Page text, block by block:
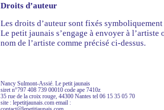
Droits d’auteur
Les droits d’auteur sont fixés
Le petit jaunais s’engage à envoyer à l’artiste
nom de l’artiste comme précisé ci-dessus.
Nancy Sulmont-Assié. Le petit jaunais
siret n°797 408 739 00010 code ape 7410z
35 rue de la croix rouge, 44300 Nantes tel 06 15 35 05 70
site : lepetitjaunais.com email :